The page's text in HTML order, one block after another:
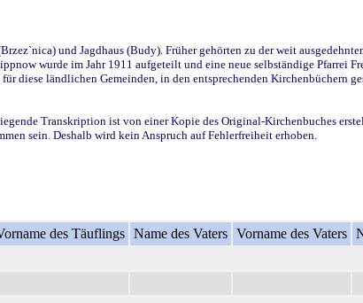
und Jagdhaus (Budy). Früher gehörten zu der weit
wurde im Jahr 1911 aufgeteilt und eine neue selbständige Pfarrei
ländlichen Gemeinden, in den entsprechenden Kirchenbüchern
Transkription ist von einer Kopie des Original-Kirchenbuches
sein. Deshalb wird kein Anspruch auf Fehlerfreiheit erhoben.
des Täuflings Name des Vaters Vorname des Vaters